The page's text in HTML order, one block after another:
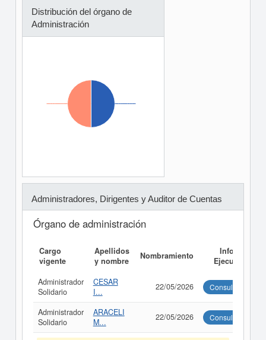
Distribución del órgano de
Administración
Administradores, Dirigentes y Auditor de Cuentas
Órgano de administración
Cargo
vigente
Apellidos
y nombre
Nombramiento
Informe
Ejecutivo
Administrador
Solidario
CESAR
I...
22/05/2026 Consultar
Administrador
Solidario
ARACELI
M...
22/05/2026 Consultar